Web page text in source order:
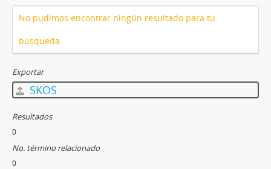
No pudimos encontrar ningún resultado para tu
búsqueda.
Exportar
SKOS
Resultados
0
No. término relacionado
0